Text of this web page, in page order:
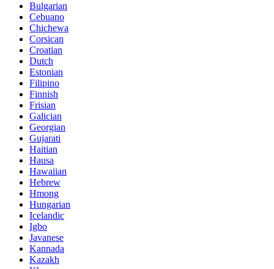
Bulgarian
Cebuano
Chichewa
Corsican
Croatian
Dutch
Estonian
Filipino
Finnish
Frisian
Galician
Georgian
Gujarati
Haitian
Hausa
Hawaiian
Hebrew
Hmong
Hungarian
Icelandic
Igbo
Javanese
Kannada
Kazakh